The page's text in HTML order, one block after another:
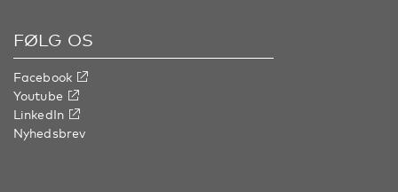
FØLG OS
Facebook
Youtube
LinkedIn
Nyhedsbrev